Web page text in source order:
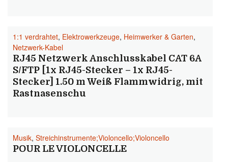
1:1 verdrahtet, Elektrowerkzeuge, Heimwerker & Garten,
Netzwerk-Kabel
RJ45 Netzwerk Anschlusskabel CAT 6A
S/FTP [1x RJ45-Stecker – 1x RJ45-
Stecker] 1.50 m Weiß Flammwidrig, mit
Rastnasenschu
Musik, Streichinstrumente;Violoncello;Violoncello
POUR LE VIOLONCELLE